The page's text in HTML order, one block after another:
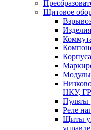
Щитовое
НКУ,
Пульты
Реле
Щиты